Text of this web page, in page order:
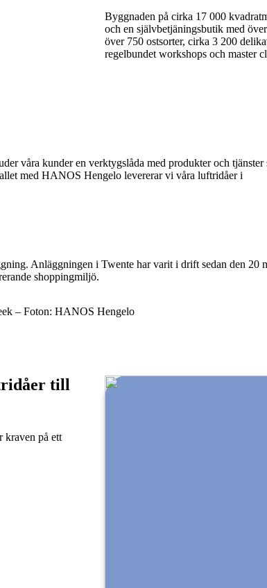
Byggnaden på cirka 17 000
och en självbetjäningsbutik med
över 750 ostsorter, cirka 3 200
regelbundet workshops och master
våra kunder en verktygslåda med produkter och tjänster
med HANOS Hengelo levererar vi våra luftridåer i
Anläggningen i Twente har varit i drift sedan den 20
shoppingmiljö.
– Foton: HANOS Hengelo
till
kraven på ett